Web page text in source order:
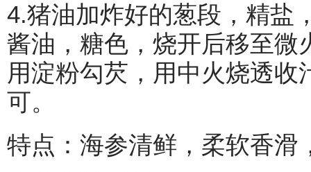
4.猪油加炸好的葱段，精盐
酱油，糖色，烧开后移至微
用淀粉勾芡，用中火烧透
可。
特点：海参清鲜，柔软香滑